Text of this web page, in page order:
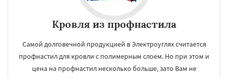
Кровля из профнастила
Самой долговечной продукцией в Электроуглях считается
профнастил для кровли с полимерным слоем. Но при этом и
цена на профнастил несколько больше, зато Вам не